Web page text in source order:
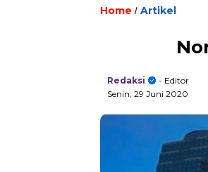
Home / Artikel
Redaksi
- Editor
Senin, 29 Juni 2020